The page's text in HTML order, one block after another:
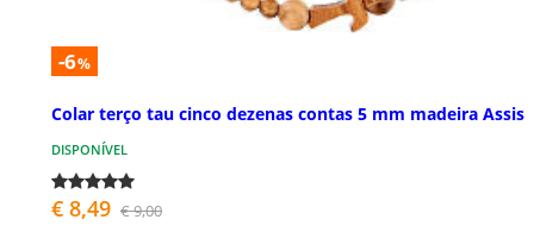
-6%
Colar terço tau cinco dezenas contas 5 mm madeira Assis
DISPONÍVEL
€ 8,49 € 9,00